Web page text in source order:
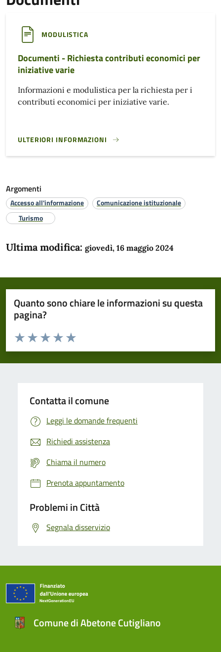
MODULISTICA
Documenti - Richiesta contributi economici per
iniziative varie
Informazioni e modulistica per la richiesta per i
contributi economici per iniziative varie.
ULTERIORI INFORMAZIONI
DOCUMENTI - RICHIESTA CONTRIBUTI ECONOMICI PER
Argomenti
Accesso all'informazione
Comunicazione istituzionale
Turismo
Ultima modifica: giovedì, 16 maggio 2024
Quanto sono chiare le informazioni su questa
pagina?
Domanda
Valuta da 1 a 5 stelle la pagina
Valuta 5 stelle su 5
Valuta 4 stelle su 5
Valuta 3 stelle su 5
Valuta 2 stelle su 5
Valuta 1 stelle su 5
Contatta il comune
Leggi le domande frequenti
Richiedi assistenza
Chiama il numero
Prenota appuntamento
Problemi in Città
Segnala disservizio
Comune di Abetone Cutigliano